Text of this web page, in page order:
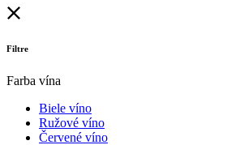
Filtre
Farba vína
Biele víno
Ružové víno
Červené víno